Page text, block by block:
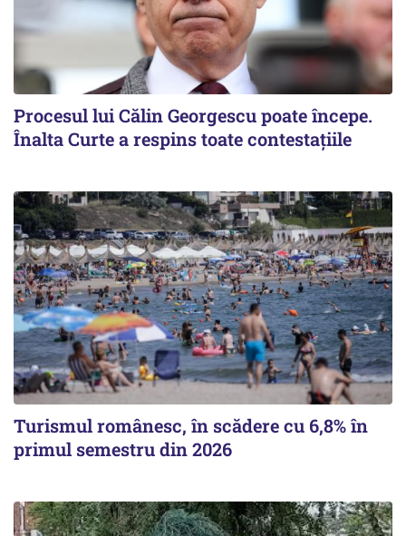
Procesul lui Călin Georgescu poate începe.
Înalta Curte a respins toate contestațiile
Turismul românesc, în scădere cu 6,8% în
primul semestru din 2026